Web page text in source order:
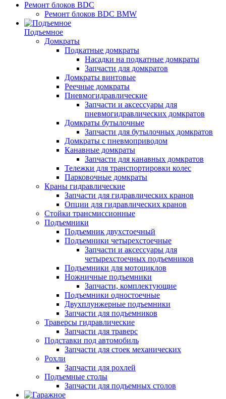
Ремонт блоков BDC
Ремонт блоков BDC BMW
Подъемное
Домкраты
Подкатные домкраты
Насадки на подкатные домкраты
Запчасти для домкратов
Домкраты винтовые
Реечные домкраты
Пневмогидравлические
Запчасти и аксессуары для
пневмогидравлических домкратов
Домкраты бутылочные
Запчасти для бутылочных домкратов
Домкраты с пневмоприводом
Канавные домкраты
Запчасти для канавных домкратов
Тележки для транспортировки колес
Парковочные домкраты
Краны гидравлические
Запчасти для гидравлических кранов
Опции для гидравлических кранов
Стойки трансмиссионные
Подъемники
Подъемник двухстоечный
Подъемники четырехстоечные
Запчасти и аксессуары для
четырехстоечных подъемников
Подъемники для мотоциклов
Ножничные подъемники
Запчасти, комплектующие
Подъемники одностоечные
Двухплунжерные подъемники
Запчасти для подъемников
Траверсы гидравлические
Запчасти для траверс
Подставки под автомобиль
Запчасти для стоек механических
Рохли
Запчасти для рохлей
Подъемные столы
Запчасти для подъемных столов